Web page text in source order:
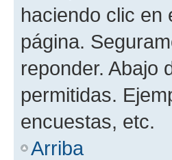
haciendo clic en
página.
reponder. Abajo
permitidas.
encuestas, etc.
Arriba